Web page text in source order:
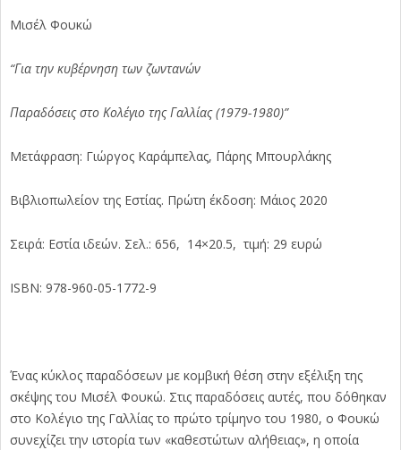
Μισέλ Φουκώ
“Για την κυβέρνηση των ζωντανών
Παραδόσεις στο Κολέγιο της Γαλλίας (1979-1980)”
Μετάφραση: Γιώργος Καράμπελας, Πάρης Μπουρλάκης
Βιβλιοπωλείον της Εστίας. Πρώτη έκδοση: Μάιος 2020
Σειρά: Εστία ιδεών. Σελ.: 656, 14×20.5, τιμή: 29 ευρώ
ISBN: 978-960-05-1772-9
Ένας κύκλος παραδόσεων με κομβική θέση στην εξέλιξη της
σκέψης του Μισέλ Φουκώ. Στις παραδόσεις αυτές, που δόθηκαν
στο Κολέγιο της Γαλλίας το πρώτο τρίμηνο του 1980, ο Φουκώ
συνεχίζει την ιστορία των «καθεστώτων αλήθειας», η οποία